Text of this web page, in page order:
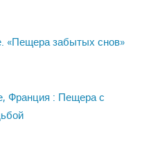
«Пещера забытых снов»
Франция : Пещера с